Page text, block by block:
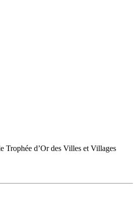
Trophée d’Or des Villes et Villages